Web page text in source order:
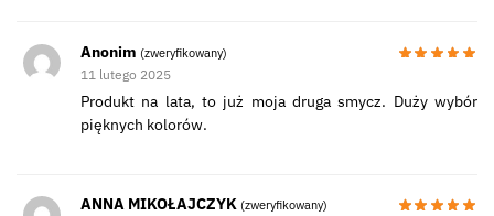
Anonim (zweryfikowany)
11 lutego 2025
Produkt na lata, to już moja druga smycz. Duży wybór
pięknych kolorów.
ANNA MIKOŁAJCZYK (zweryfikowany)